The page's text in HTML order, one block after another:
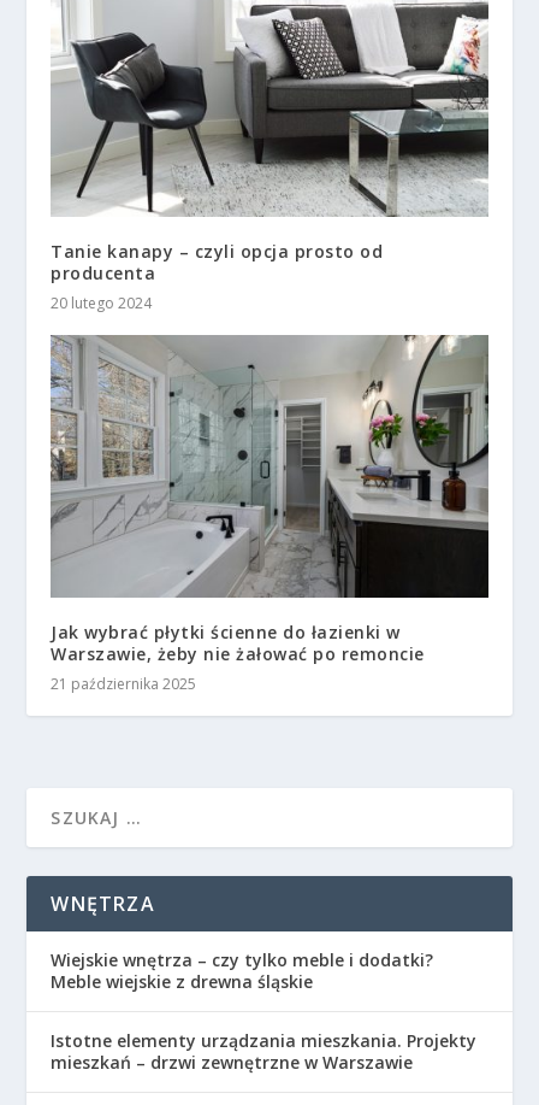
Tanie kanapy – czyli opcja prosto od
producenta
20 lutego 2024
Jak wybrać płytki ścienne do łazienki w
Warszawie, żeby nie żałować po remoncie
21 października 2025
WNĘTRZA
Wiejskie wnętrza – czy tylko meble i dodatki?
Meble wiejskie z drewna śląskie
Istotne elementy urządzania mieszkania. Projekty
mieszkań – drzwi zewnętrzne w Warszawie